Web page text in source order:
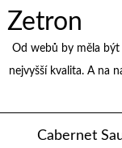
Zetron
Od webů by měla být
nejvyšší kvalita. A na
Cabernet